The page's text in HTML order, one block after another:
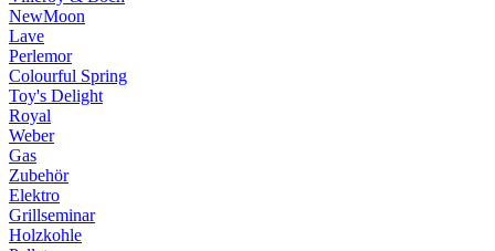
NewMoon
Lave
Perlemor
Colourful Spring
Toy's Delight
Royal
Weber
Gas
Zubehör
Elektro
Grillseminar
Holzkohle